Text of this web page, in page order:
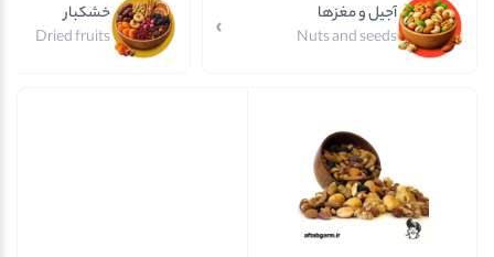
آجیل و مغزها
Nuts and seeds
خشکبار
Dried fruits